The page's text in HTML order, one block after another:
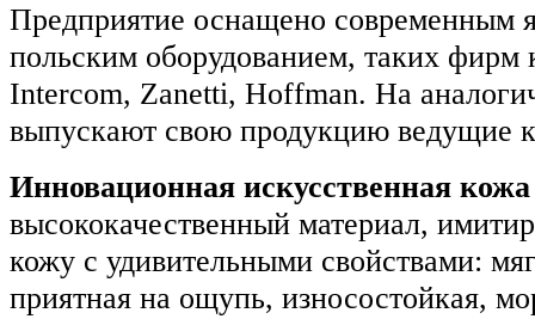
Предприятие оснащено современным
польским оборудованием, таких фирм
Intercom, Zanetti, Hoffman. На
выпускают свою продукцию ведущие
Инновационная искусственная
высококачественный материал,
кожу с удивительными свойствами:
приятная на ощупь, износостойкая,